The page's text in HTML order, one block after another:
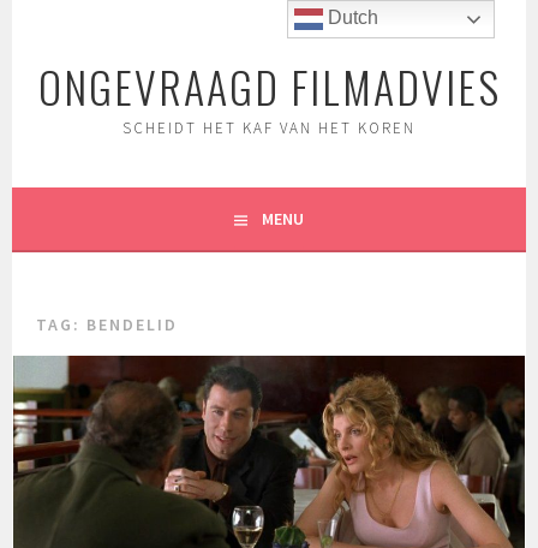
inhoudONGEVRAAGD FILMADVIES
SCHEIDT HET KAF VAN HET KOREN
MENU
TAG: BENDELID
Dutch